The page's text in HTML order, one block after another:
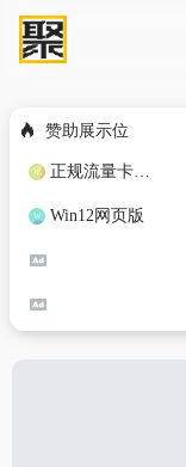
赞助展示位
正规流量卡免费加盟合作
Win12网页版